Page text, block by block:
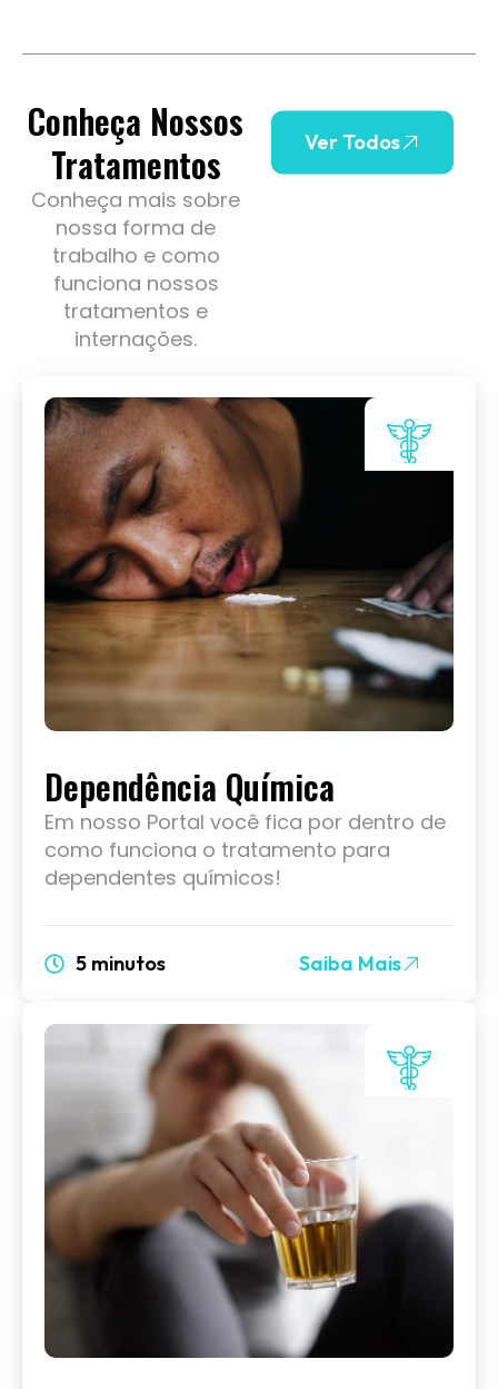
Conheça Nossos
Tratamentos
Conheça mais sobre
nossa forma de
trabalho e como
funciona nossos
tratamentos e
internações.
Ver Todos
Dependência Química
Em nosso Portal você fica por dentro de
como funciona o tratamento para
dependentes químicos!
5 minutos Saiba Mais